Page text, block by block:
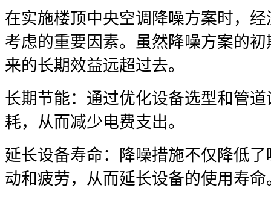
在实施楼顶中央空调降噪方案时，
考虑的重要因素。虽然降噪方案的
来的长期效益远超过去。
长期节能：通过优化设备选型和管
耗，从而减少电费支出。
延长设备寿命：降噪措施不仅降低
动和疲劳，从而延长设备的使用寿命